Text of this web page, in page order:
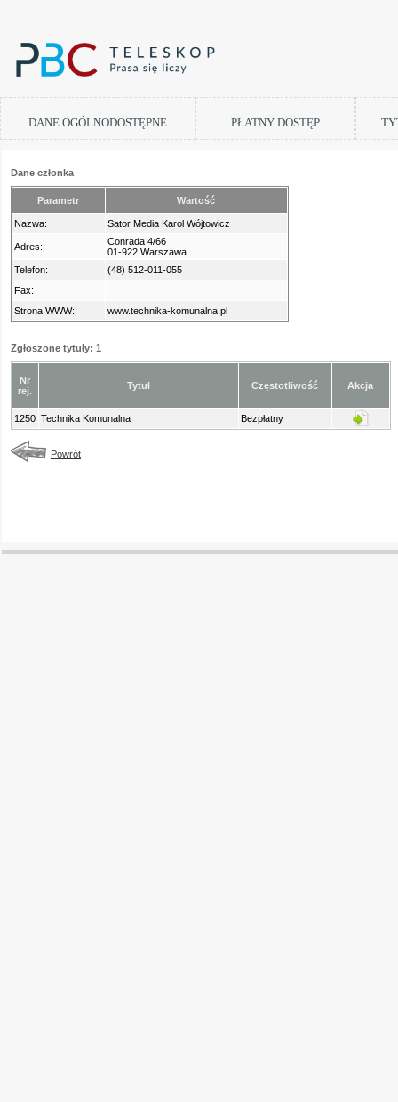
DANE OGÓLNODOSTĘPNE PŁATNY DOSTĘP
Dane członka
Parametr Wartość
Nazwa: Sator Media Karol Wójtowicz
Adres:
Conrada 4/66
01-922 Warszawa
Telefon:
(48) 512-011-055
Fax:
Strona WWW:
www.technika-komunalna.pl
Zgłoszone tytuły: 1
Nr
rej.
Tytuł Częstotliwość Akcja
1250 Technika Komunalna Bezpłatny
Powrót